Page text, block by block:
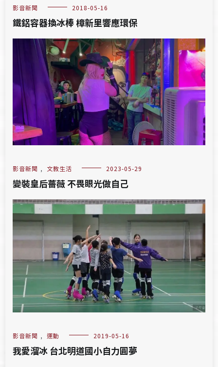
影音新聞 2018-05-16
鐵鋁容器換冰棒 樟新里響應環保
影音新聞 , 文教生活 2023-05-29
變裝皇后薔薇 不畏眼光做自己
影音新聞 , 運動 2019-05-16
我愛溜冰 台北明道國小自力圓夢